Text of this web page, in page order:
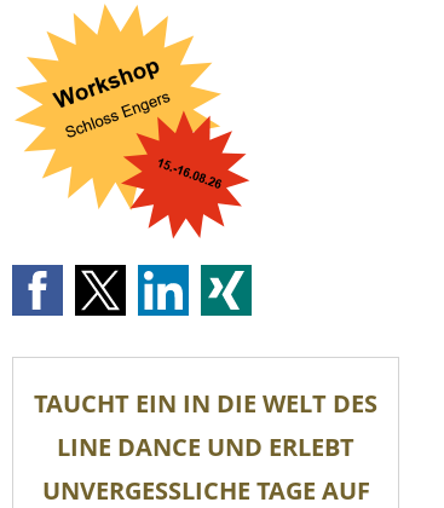
TAUCHT EIN IN DIE WELT DES
LINE DANCE UND ERLEBT
UNVERGESSLICHE TAGE AUF